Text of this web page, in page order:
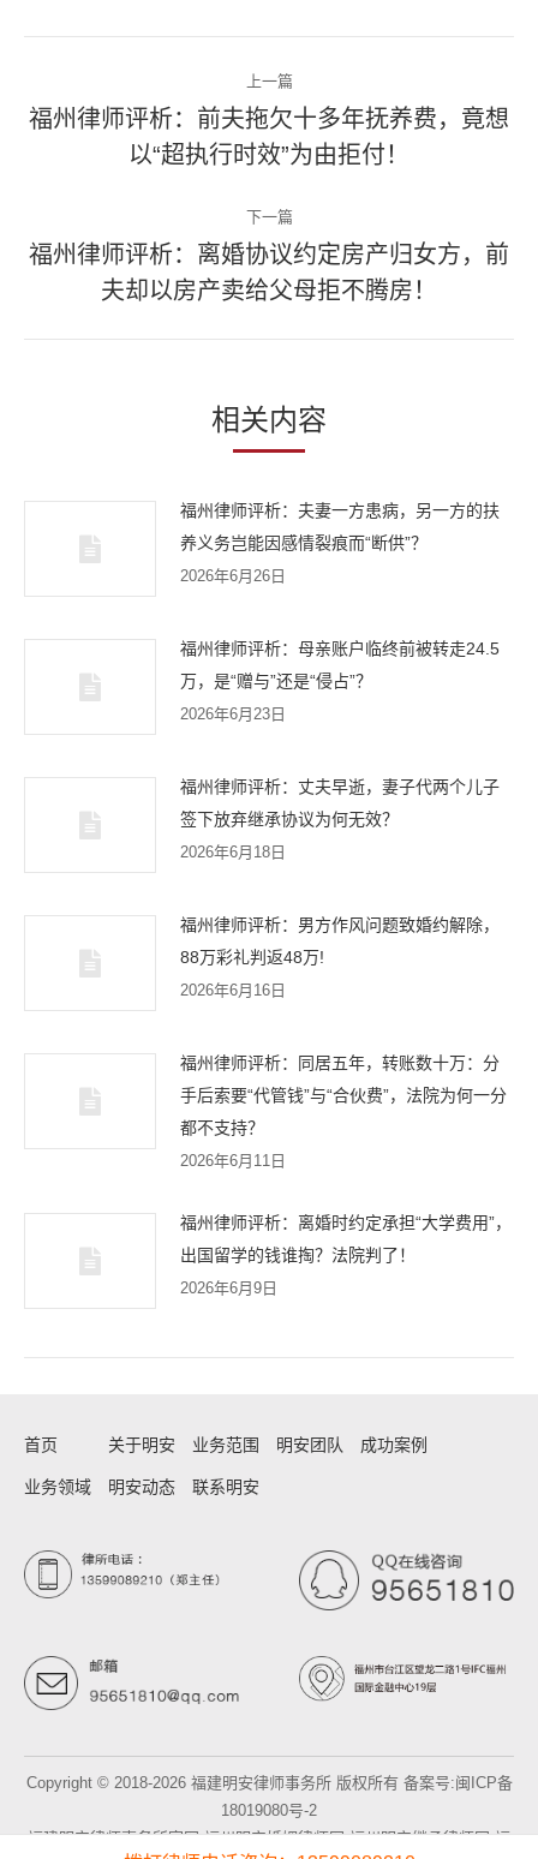
章
上一篇
上
一
章：
福州律师评析：前夫拖欠十多年抚养费，竟想
以“超执行时效”为由拒付！
下一篇
下
一
篇
章：
福州律师评析：离婚协议约定房产归女方，前
夫却以房产卖给父母拒不腾房！
相关内容
福州律师评析：夫妻一方患病，另一方的扶
养义务岂能因感情裂痕而“断供”？
2026年6月26日
福州律师评析：母亲账户临终前被转走24.5
万，是“赠与”还是“侵占”？
2026年6月23日
福州律师评析：丈夫早逝，妻子代两个儿子
签下放弃继承协议为何无效？
2026年6月18日
福州律师评析：男方作风问题致婚约解除，
88万彩礼判返48万!
2026年6月16日
福州律师评析：同居五年，转账数十万：分
手后索要“代管钱”与“合伙费”，法院为何一分
都不支持？
2026年6月11日
福州律师评析：离婚时约定承担“大学费用”，
出国留学的钱谁掏？法院判了！
2026年6月9日
首页 关于明安 业务范围 明安团队 成功案例
业务领域 明安动态 联系明安
Copyright © 2018-2026 福建明安律师事务所 版权所有 备案号:闽ICP备
18019080号-2
福建明安律师事务所官网 福州明安婚姻律师网 福州明安继承律师网 福